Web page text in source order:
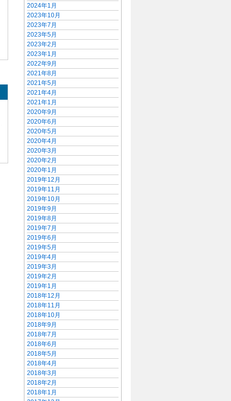
2024年1月
2023年10月
2023年7月
2023年5月
2023年2月
2023年1月
2022年9月
2021年8月
2021年5月
2021年4月
2021年1月
2020年9月
2020年6月
2020年5月
2020年4月
2020年3月
2020年2月
2020年1月
2019年12月
2019年11月
2019年10月
2019年9月
2019年8月
2019年7月
2019年6月
2019年5月
2019年4月
2019年3月
2019年2月
2019年1月
2018年12月
2018年11月
2018年10月
2018年9月
2018年7月
2018年6月
2018年5月
2018年4月
2018年3月
2018年2月
2018年1月